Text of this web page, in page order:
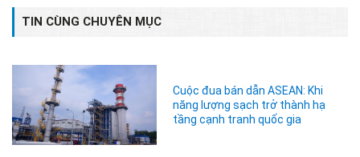
TIN CÙNG CHUYÊN MỤC
Cuộc đua bán dẫn ASEAN: Khi
năng lượng sạch trở thành hạ
tầng cạnh tranh quốc gia